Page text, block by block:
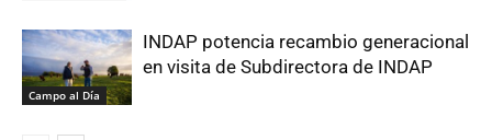
Campo al Día
INDAP potencia recambio generacional
en visita de Subdirectora de INDAP